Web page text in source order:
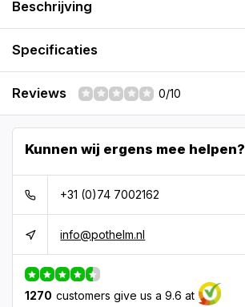
Beschrijving
Specificaties
Reviews 0/10
Kunnen wij ergens mee helpen?
+31 (0)74 7002162
info@pothelm.nl
1270 customers give us a 9.6 at